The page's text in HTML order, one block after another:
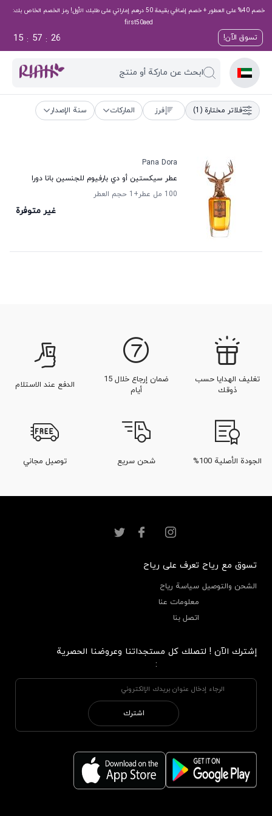
خصم 40% على العطور + خصم إضافي بقيمة 50 درهم إماراتي على طلبك الأول! رمز الخصم الخاص بك:
first50aed
تسوق الآن! 26
:
57
:
15
ابحث عن ماركة أو منتج
فلاتر مختارة (1) فرز الماركات سنة الإصدار
Pana Dora
عطر سيكستين أو دي بارفيوم للجنسين بانا دورا
100 مل عطر
+1 حجم العطر
غير متوفرة
تغليف الهدايا حسب
ذوقك
ضمان إرجاع خلال 15
أيام
الدفع عند الاستلام
الجودة الأصلية 100% شحن سريع توصيل مجاني
تسوق مع رياح
الشحن والتوصيل
تعرف على رياح
سياسة رياح
معلومات عنا
اتصل بنا
إشترك الآن ! لتصلك كل مستجداتنا وعروضنا الحصرية
:
اشترك